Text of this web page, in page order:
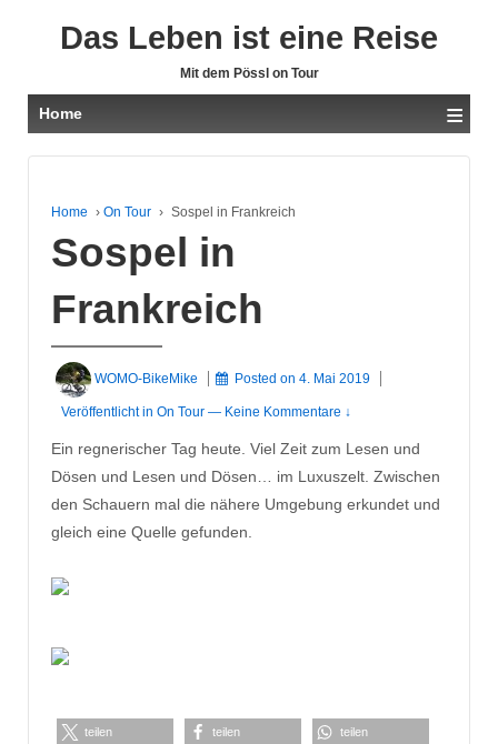
Das Leben ist eine Reise
Mit dem Pössl on Tour
Home ≡
Home › On Tour › Sospel in Frankreich
Sospel in
Frankreich
WOMO-BikeMike Posted on4. Mai 2019
Veröffentlicht in On Tour — Keine Kommentare ↓
Ein regnerischer Tag heute. Viel Zeit zum Lesen und
Dösen und Lesen und Dösen… im Luxuszelt. Zwischen
den Schauern mal die nähere Umgebung erkundet und
gleich eine Quelle gefunden.
teilen teilen teilen